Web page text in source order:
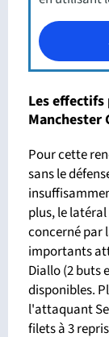
Les
Manchester
Pour cette
sans le
plus, le
concerné par
importants
Diallo (2 buts
disponibles.
l'attaquant
filets à 3